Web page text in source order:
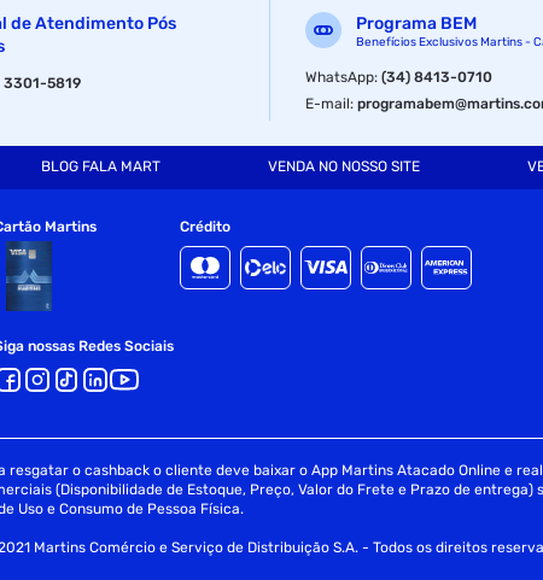
de Atendimento Pós
3301-5819
Programa BEM
Benefícios Exclusivos Martins -
WhatsApp:(34) 8413-0710
E-mail:
BLOG FALA MART VENDA NO NOSSO SITE
Martins Crédito
nossas Redes Sociais
o cashback o cliente deve baixar o App Martins Atacado Online e
(Disponibilidade de Estoque, Preço, Valor do Frete e Prazo de
Uso e Consumo de Pessoa Física.
Martins Comércio e Serviço de Distribuição S.A. - Todos os direitos